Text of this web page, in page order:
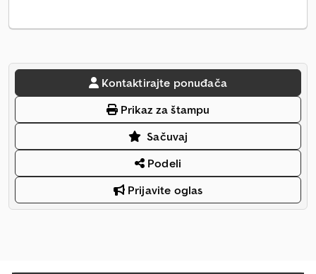
Kontaktirajte ponuđača
Prikaz za štampu
Sačuvaj
Podeli
Prijavite oglas